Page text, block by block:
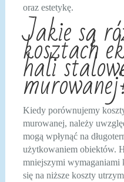
oraz estetykę.
Jakie są
kosztach
hali
Kiedy porównujemy
murowanej, należy
mogą wpłynąć na
użytkowaniem obiektów.
mniejszymi wymaganiami
się na niższe koszty